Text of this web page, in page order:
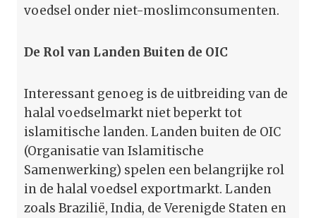
voedsel onder niet-moslimconsumenten.
De Rol van Landen Buiten de OIC
Interessant genoeg is de uitbreiding van de
halal voedselmarkt niet beperkt tot
islamitische landen. Landen buiten de OIC
(Organisatie van Islamitische
Samenwerking) spelen een belangrijke rol
in de halal voedsel exportmarkt. Landen
zoals Brazilië, India, de Verenigde Staten en